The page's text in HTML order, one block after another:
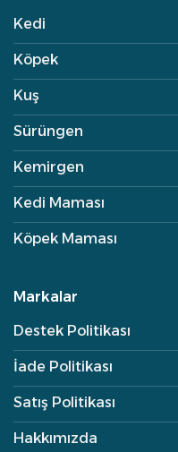
Kedi
Köpek
Kuş
Sürüngen
Kemirgen
Kedi Maması
Köpek Maması
Markalar
Destek Politikası
İade Politikası
Satış Politikası
Hakkımızda